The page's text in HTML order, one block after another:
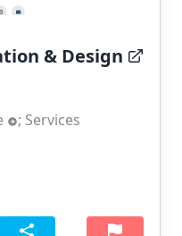
& Design
; Services